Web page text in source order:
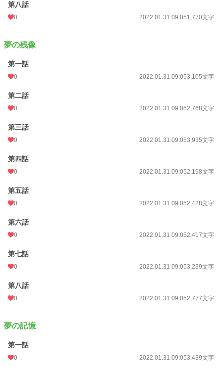
第八話
0 2022.01.31 09:051,770文字
夢の残像
第一話
0 2022.01.31 09:053,105文字
第二話
0 2022.01.31 09:052,768文字
第三話
0 2022.01.31 09:053,935文字
第四話
0 2022.01.31 09:052,198文字
第五話
0 2022.01.31 09:052,428文字
第六話
0 2022.01.31 09:052,417文字
第七話
0 2022.01.31 09:053,239文字
第八話
0 2022.01.31 09:052,777文字
夢の記憶
第一話
0 2022.01.31 09:053,439文字